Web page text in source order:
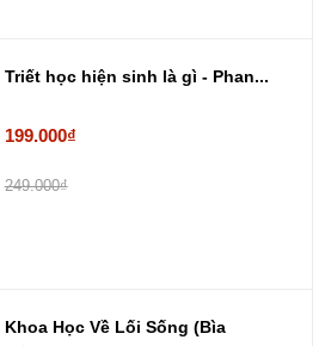
Triết học hiện sinh là gì - Phan...
199.000₫
249.000₫
Khoa Học Về Lối Sống (Bìa